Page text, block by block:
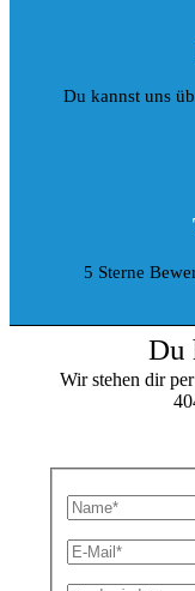
Du kannst uns
5 Sterne
Du
Wir stehen dir